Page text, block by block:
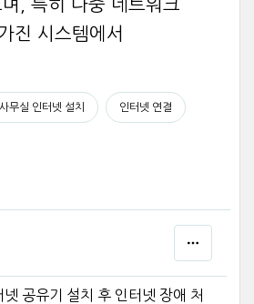
, 특히 다중 네트워크
진 시스템에서
사무실 인터넷 설치 인터넷 연결
공유기 설치 후 인터넷 장애 처